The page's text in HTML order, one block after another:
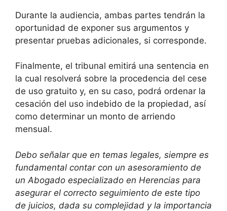
Durante la audiencia, ambas partes tendrán la
oportunidad de exponer sus argumentos y
presentar pruebas adicionales, si corresponde.
Finalmente, el tribunal emitirá una sentencia en
la cual resolverá sobre la procedencia del cese
de uso gratuito y, en su caso, podrá ordenar la
cesación del uso indebido de la propiedad, así
como determinar un monto de arriendo
mensual.
Debo señalar que en temas legales, siempre es
fundamental contar con un asesoramiento de
un Abogado especializado en Herencias para
asegurar el correcto seguimiento de este tipo
de juicios, dada su complejidad y la importancia